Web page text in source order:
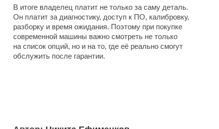
В итоге владелец платит не только за саму деталь.
Он платит за диагностику, доступ к ПО, калибровку,
разборку и время ожидания. Поэтому при покупке
современной машины важно смотреть не только
на список опций, но и на то, где её реально смогут
обслужить после гарантии.